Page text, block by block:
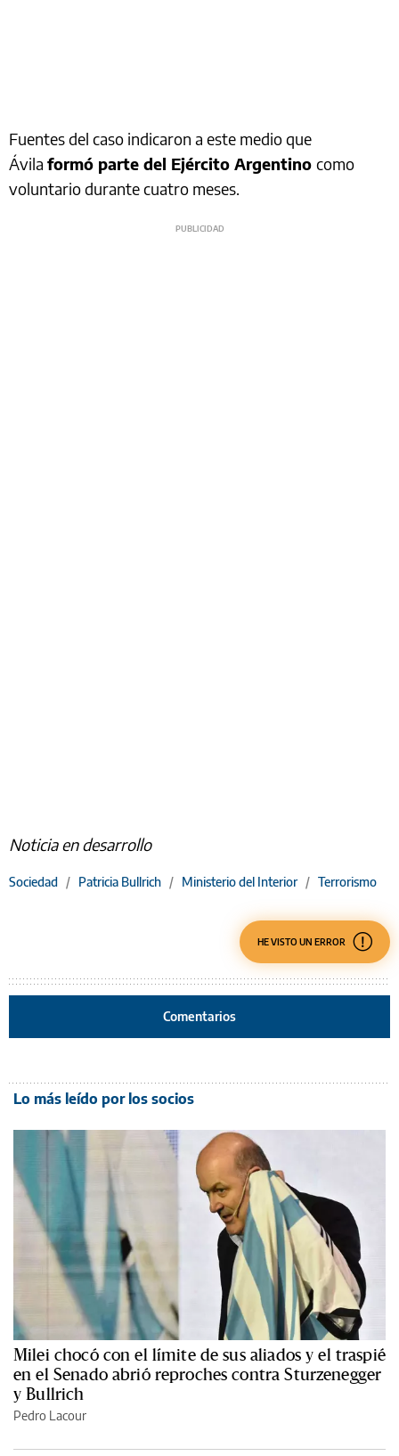
Fuentes del caso indicaron a este medio que
Ávila formó parte del Ejército Argentino como
voluntario durante cuatro meses.
Noticia en desarrollo
Sociedad / Patricia Bullrich / Ministerio del Interior / Terrorismo
HE VISTO UN ERROR
Comentarios
Lo más leído por los socios
Milei chocó con el límite de sus aliados y el traspié
en el Senado abrió reproches contra Sturzenegger
y Bullrich
Pedro Lacour